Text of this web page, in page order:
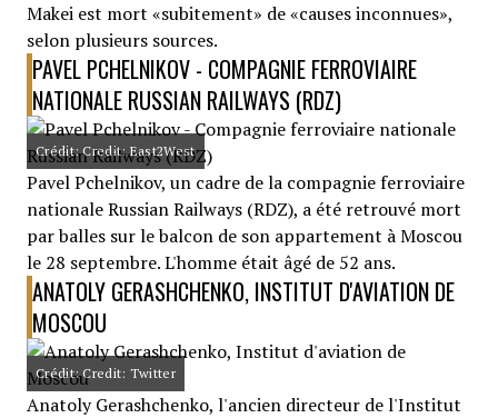
Makei est mort «subitement» de «causes inconnues»,
selon plusieurs sources.
PAVEL PCHELNIKOV - COMPAGNIE FERROVIAIRE
NATIONALE RUSSIAN RAILWAYS (RDZ)
Crédit: Credit: East2West
Pavel Pchelnikov, un cadre de la compagnie ferroviaire
nationale Russian Railways (RDZ), a été retrouvé mort
par balles sur le balcon de son appartement à Moscou
le 28 septembre. L'homme était âgé de 52 ans.
ANATOLY GERASHCHENKO, INSTITUT D'AVIATION DE
MOSCOU
Crédit: Credit: Twitter
Anatoly Gerashchenko, l'ancien directeur de l'Institut